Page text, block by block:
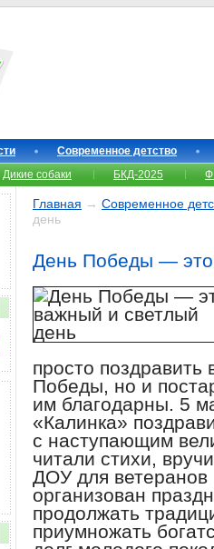
Современное детство
Дикие собаки БКД-2025
Главная → Современное
день
День Победы —
просто
Победы, но и
им благодарны. 5
«Калинка»
с наступающим
читали стихи,
ДОУ для
организован
продолжать
приумножать